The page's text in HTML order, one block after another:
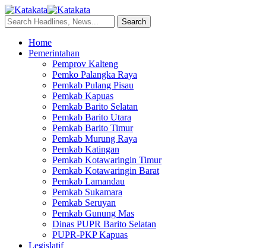
Home
Pemerintahan
Pemprov Kalteng
Pemko Palangka Raya
Pemkab Pulang Pisau
Pemkab Kapuas
Pemkab Barito Selatan
Pemkab Barito Utara
Pemkab Barito Timur
Pemkab Murung Raya
Pemkab Katingan
Pemkab Kotawaringin Timur
Pemkab Kotawaringin Barat
Pemkab Lamandau
Pemkab Sukamara
Pemkab Seruyan
Pemkab Gunung Mas
Dinas PUPR Barito Selatan
PUPR-PKP Kapuas
Legislatif